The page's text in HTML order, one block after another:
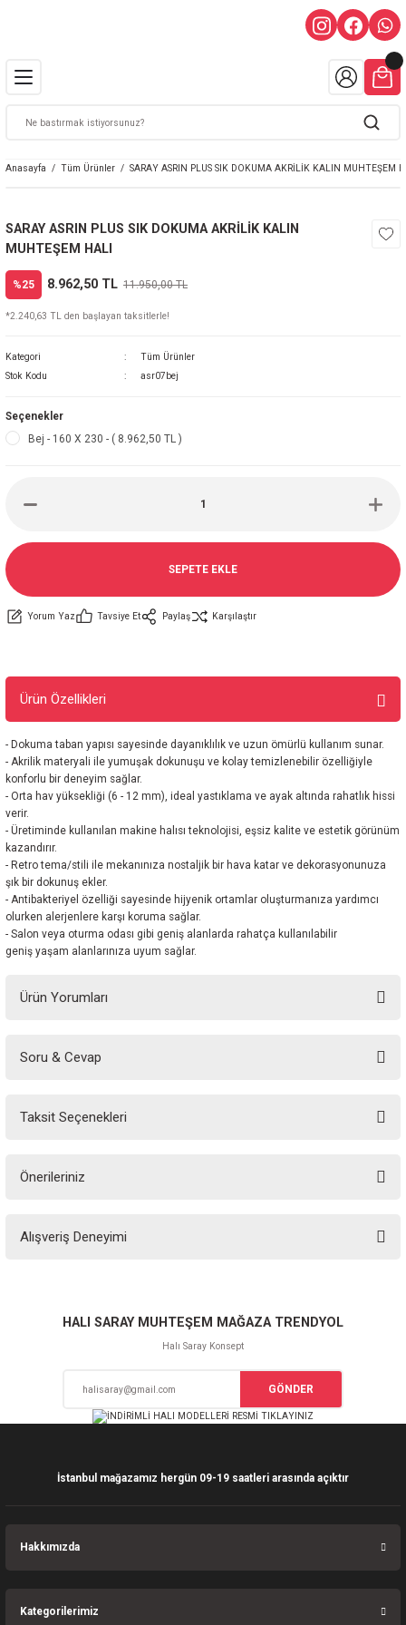
Anasayfa Tüm Ürünler SARAY ASRIN PLUS SIK DOKUMA AKRİLİK KALIN MUHTEŞEM
SARAY ASRIN PLUS SIK DOKUMA AKRİLİK KALIN
MUHTEŞEM HALI
%25 8.962,50 TL 11.950,00 TL
*2.240,63 TL den başlayan taksitlerle!
Kategori
Tüm Ürünler
Stok Kodu
asr07bej
Seçenekler
Bej - 160 X 230 - ( 8.962,50 TL )
SEPETE EKLE
Yorum Yaz Tavsiye Et Paylaş Karşılaştır
Ürün Özellikleri
- Dokuma taban yapısı sayesinde dayanıklılık ve uzun ömürlü kullanım sunar.
- Akrilik materyali ile yumuşak dokunuşu ve kolay temizlenebilir özelliğiyle
konforlu bir deneyim sağlar.
- Orta hav yüksekliği (6 - 12 mm), ideal yastıklama ve ayak altında rahatlık hissi
verir.
- Üretiminde kullanılan makine halısı teknolojisi, eşsiz kalite ve estetik görünüm
kazandırır.
- Retro tema/stili ile mekanınıza nostaljik bir hava katar ve dekorasyonunuza
şık bir dokunuş ekler.
- Antibakteriyel özelliği sayesinde hijyenik ortamlar oluşturmanıza yardımcı
olurken alerjenlere karşı koruma sağlar.
- Salon veya oturma odası gibi geniş alanlarda rahatça kullanılabilir
geniş yaşam alanlarınıza uyum sağlar.
Ürün Yorumları
Soru & Cevap
Taksit Seçenekleri
Önerileriniz
yetersiz gördüğünüz noktaları öneri formunu kullanarak tarafımıza
Ürün resmi kalitesiz, bozuk veya görüntülenemiyor.
Ürün açıklamasında eksik bilgiler bulunuyor.
Bu ürüne benzer farklı alternatifler olmalı.
Alışveriş Deneyimi
Sitemize ilk yorumu siz yapın!
HALI SARAY MUHTEŞEM MAĞAZA TRENDYOL
Halı Saray Konsept
GÖNDER
İstanbul mağazamız hergün 09-19 saatleri arasında açıktır
Hakkımızda
Kategorilerimiz